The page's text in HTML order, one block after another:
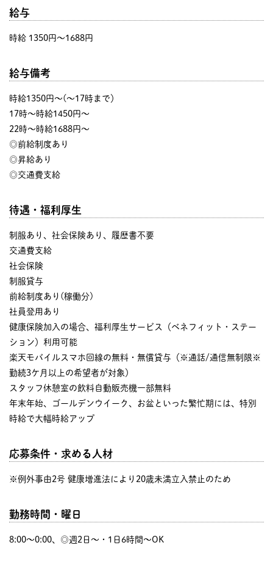
給与
時給 1350円〜1688円
給与備考
時給1350円～(～17時まで）
17時～時給1450円～
22時～時給1688円～
◎前給制度あり
◎昇給あり
◎交通費支給
待遇・福利厚生
制服あり、社会保険あり、履歴書不要
交通費支給
社会保険
制服貸与
前給制度あり(稼働分)
社員登用あり
健康保険加入の場合、福利厚生サービス（ベネフィット・ステー
ション）利用可能
楽天モバイルスマホ回線の無料・無償貸与（※通話/通信無制限※
勤続3ケ月以上の希望者が対象）
スタッフ休憩室の飲料自動販売機一部無料
年末年始、ゴールデンウイーク、お盆といった繁忙期には、特別
時給で大幅時給アップ
応募条件・求める人材
※例外事由2号 健康増進法により20歳未満立入禁止のため
勤務時間・曜日
8:00〜0:00、◎週2日～・1日6時間～OK